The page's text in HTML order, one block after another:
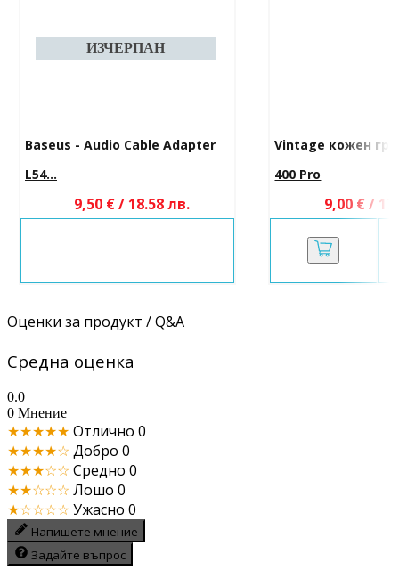
Baseus - Audio Cable Adapter
L54...
9,50 € / 18.58 лв.
Vintage кожен
400 Pro
9,00 € /
Оценки за продукт / Q&A
Средна оценка
0.0
0 Мнение
★★★★★ Отлично 0
★★★★☆ Добро 0
★★★☆☆ Средно 0
★★☆☆☆ Лошо 0
★☆☆☆☆ Ужасно 0
Напишете мнение
Задайте въпрос